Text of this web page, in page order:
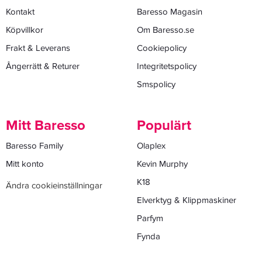
Kontakt
Köpvillkor
Frakt & Leverans
Ångerrätt & Returer
Baresso Magasin
Om Baresso.se
Cookiepolicy
Integritetspolicy
Smspolicy
Mitt Baresso
Baresso Family
Mitt konto
Ändra cookieinställningar
Populärt
Olaplex
Kevin Murphy
K18
Elverktyg & Klippmaskiner
Parfym
Fynda